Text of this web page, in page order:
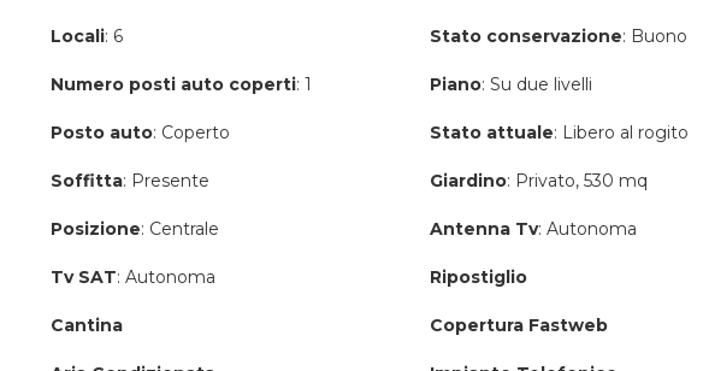
Locali: 6 Stato conservazione: Buono
Numero posti auto coperti: 1 Piano: Su due livelli
Posto auto: Coperto Stato attuale: Libero al rogito
Soffitta: Presente Giardino: Privato, 530 mq
Posizione: Centrale Antenna Tv: Autonoma
Tv SAT: Autonoma Ripostiglio
Cantina Copertura Fastweb